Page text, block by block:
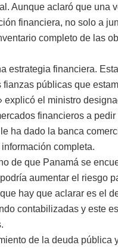
Aunque aclaró que una
financiera, no solo a
completo de las
estrategia financiera.
públicas que
explicó el ministro
financieros a
ha dado la banca
completa.
de que Panamá se
aumentar el riesgo
hay que aclarar es el
contabilizadas y este
de la deuda pública